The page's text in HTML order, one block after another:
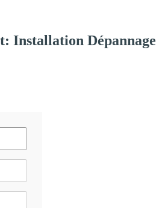
Installation Dépannage